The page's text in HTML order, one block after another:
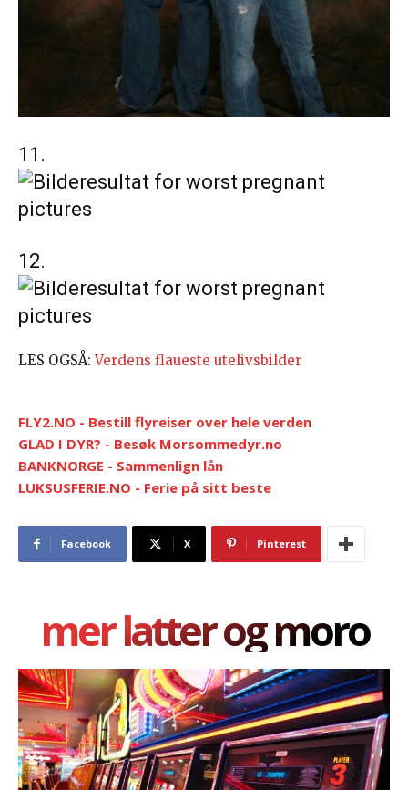
11.
12.
LES OGSÅ:Verdens flaueste utelivsbilder
FLY2.NO - Bestill flyreiser over hele verden
GLAD I DYR? - Besøk Morsommedyr.no
BANKNORGE - Sammenlign lån
LUKSUSFERIE.NO - Ferie på sitt beste
Facebook X Pinterest
mer latter og moro